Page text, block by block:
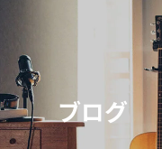
ブログ